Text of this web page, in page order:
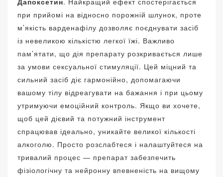
при прийомі на відносно порожній шлунок, проте
м’якість варденафілу дозволяє поєднувати засіб
із невеликою кількістю легкої їжі. Важливо
пам’ятати, що дія препарату розкривається лише
за умови сексуальної стимуляції. Цей міцний та
сильний засіб діє гармонійно, допомагаючи
вашому тілу відреагувати на бажання і при цьому
утримуючи емоційний контроль. Якщо ви хочете,
щоб цей дієвий та потужний інструмент
спрацював ідеально, уникайте великої кількості
алкоголю. Просто розслабтеся і налаштуйтеся на
тривалий процес — препарат забезпечить
фізіологічну та нейронну впевненість на вищому